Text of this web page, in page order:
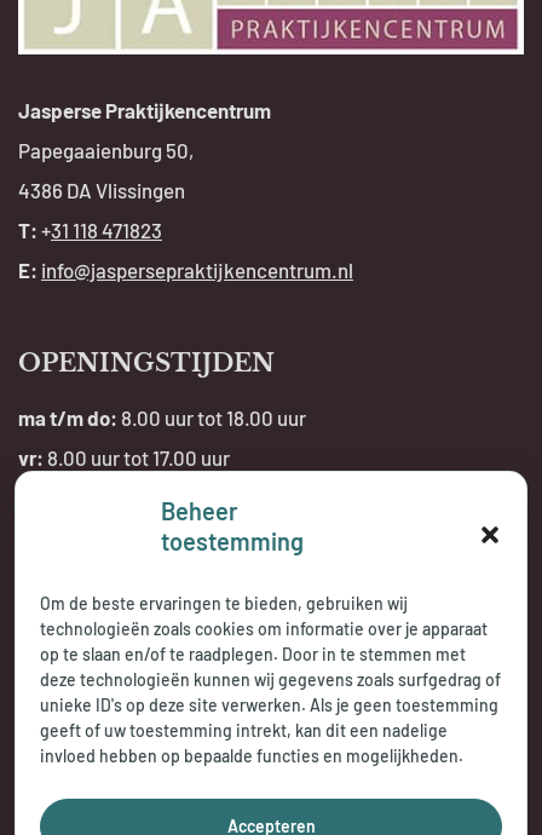
Beheer
toestemming
Om de beste ervaringen te bieden, gebruiken wij
technologieën zoals cookies om informatie over je apparaat
op te slaan en/of te raadplegen. Door in te stemmen met
deze technologieën kunnen wij gegevens zoals surfgedrag of
unieke ID's op deze site verwerken. Als je geen toestemming
geeft of uw toestemming intrekt, kan dit een nadelige
invloed hebben op bepaalde functies en mogelijkheden.
Accepteren
Jasperse Praktijkencentrum
Papegaaienburg 50,
4386 DA Vlissingen
T: +31 118 471823
E: info@jaspersepraktijkencentrum.nl
OPENINGSTIJDEN
ma t/m do: 8.00 uur tot 18.00 uur
vr: 8.00 uur tot 17.00 uur
Telefonisch bereikbaar: